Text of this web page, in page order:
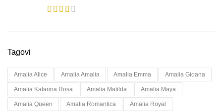
Tagovi
Amalia Alice Amalia Amalia Amalia Emma Amalia Gioana
Amalia Katarina Rosa Amalia Matilda Amalia Maya
Amalia Queen Amalia Romantica Amalia Royal